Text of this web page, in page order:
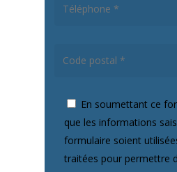
En soumettant ce
que les informations
formulaire soient
traitées pour permettre